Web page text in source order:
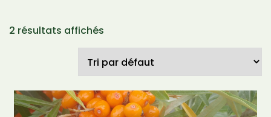
2 résultats affichés